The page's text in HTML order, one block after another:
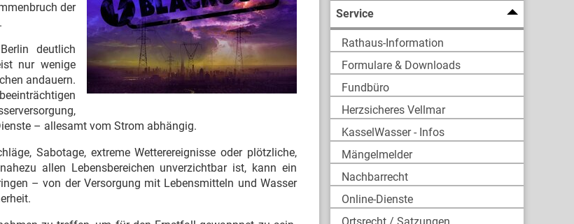
Service
Rathaus-Information
Formulare & Downloads
Fundbüro
Herzsicheres Vellmar
KasselWasser - Infos
Mängelmelder
Nachbarrecht
Online-Dienste
der
deutlich
nur wenige
andauern.
– allesamt vom Strom abhängig.
Sabotage, extreme Wetterereignisse oder plötzliche,
allen Lebensbereichen unverzichtbar ist, kann ein
– von der Versorgung mit Lebensmitteln und Wasser